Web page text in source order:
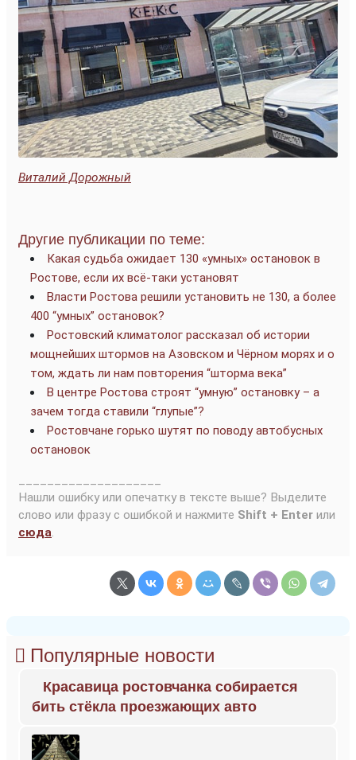
Виталий Дорожный
Другие публикации по теме:
Какая судьба ожидает 130 «умных» остановок в
Ростове, если их всё-таки установят
Власти Ростова решили установить не 130, а более
400 “умных” остановок?
Ростовский климатолог рассказал об истории
мощнейших штормов на Азовском и Чёрном морях и о
том, ждать ли нам повторения “шторма века”
В центре Ростова строят “умную” остановку – а
зачем тогда ставили “глупые”?
Ростовчане горько шутят по поводу автобусных
остановок
Нашли ошибку или опечатку в тексте выше? Выделите
слово или фразу с ошибкой и нажмите Shift + Enter или
сюда.
Популярные новости
Красавица ростовчанка собирается
бить стёкла проезжающих авто